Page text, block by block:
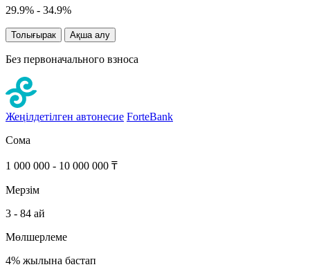
29.9% - 34.9%
Толығырак Ақша алу
Без первоначального взноса
Жеңілдетілген автонесие ForteBank
Сома
1 000 000 - 10 000 000 ₸
Мерзім
3 - 84 ай
Мөлшерлеме
4% жылына бастап